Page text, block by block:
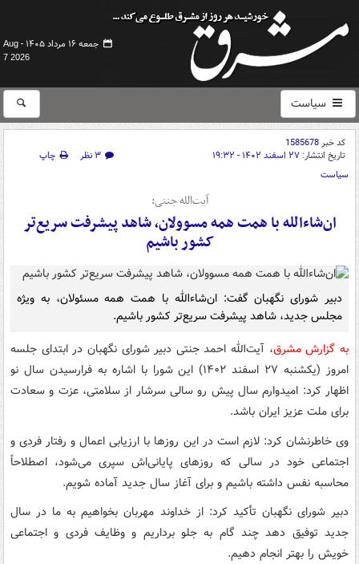
جمعه ۱۶ مرداد ۱۴۰۵ -
Aug
7 2026
سیاست
کد خبر1585678
تاریخ انتشار: ۲۷ اسفند ۱۴۰۲ - ۱۹:۳۲ ۳ نظر
چاپ
سیاست
آیت‌الله جنتی:
ان‌شاءالله با همت همه مسوولان، شاهد پیشرفت سریع‌تر
کشور باشیم
دبیر شورای نگهبان گفت: ان‌شاءالله با همت همه مسئولان، به ویژه
مجلس جدید، شاهد پیشرفت سریع‌تر کشور باشیم.
به گزارش مشرق، آیت‌الله احمد جنتی دبیر شورای نگهبان در ابتدای جلسه
امروز (یکشنبه ۲۷ اسفند ۱۴۰۲) این شورا با اشاره به فرارسیدن سال نو
اظهار کرد: امیدوارم سال پیش رو سالی سرشار از سلامتی، عزت و سعادت
برای ملت عزیز ایران باشد.
وی خاطرنشان کرد: لازم است در این روزها با ارزیابی اعمال و رفتار فردی و
اجتماعی خود در سالی که روزهای پایانی‌اش سپری می‌شود، اصطلاحاً
محاسبه نفس داشته باشیم و برای آغاز سال جدید آماده شویم.
دبیر شورای نگهبان تأکید کرد: از خداوند مهربان بخواهیم به ما در سال
جدید توفیق دهد چند گام به جلو برداریم و وظایف فردی و اجتماعی
خویش را بهتر انجام دهیم.